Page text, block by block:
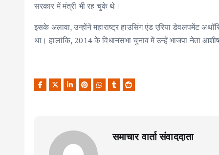
सरकार में मंत्री भी रह चुके थे।
इसके अलावा, उन्होंने महाराष्ट्र हाउसिंग एंड एरिया डेवलपमेंट
था। हालांकि, 2014 के विधानसभा चुनाव में उन्हें भाजपा नेता
समाचार वार्ता संवाददाता